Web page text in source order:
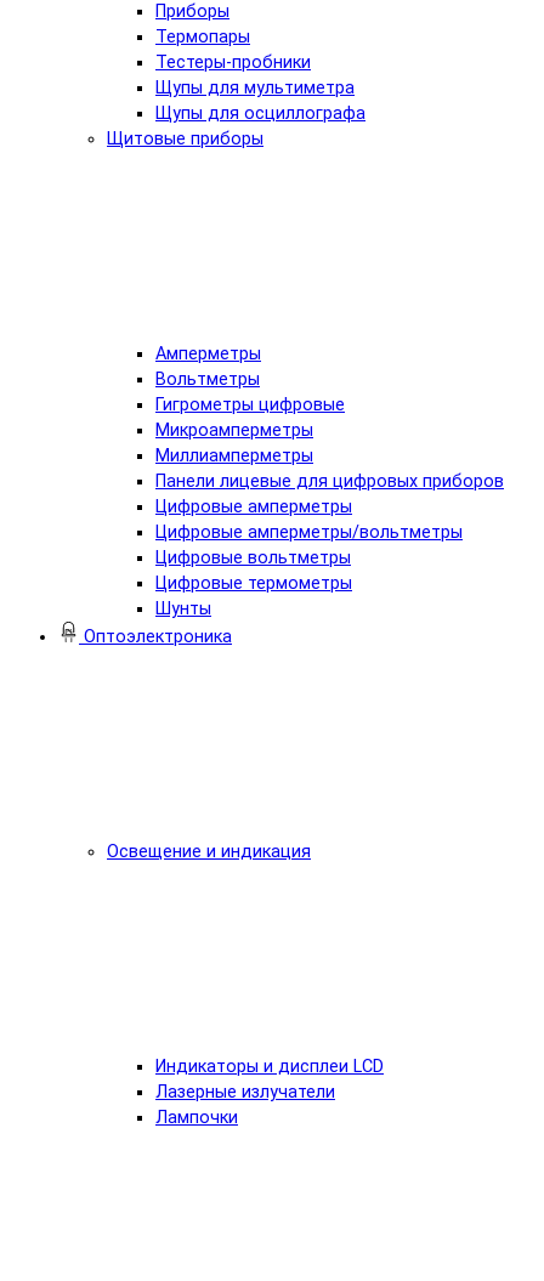
Приборы
Термопары
Тестеры-пробники
Щупы для мультиметра
Щупы для осциллографа
Щитовые приборы
Амперметры
Вольтметры
Гигрометры цифровые
Микроамперметры
Миллиамперметры
Панели лицевые для цифровых приборов
Цифровые амперметры
Цифровые амперметры/вольтметры
Цифровые вольтметры
Цифровые термометры
Шунты
Оптоэлектроника
Освещение и индикация
Индикаторы и дисплеи LCD
Лазерные излучатели
Лампочки